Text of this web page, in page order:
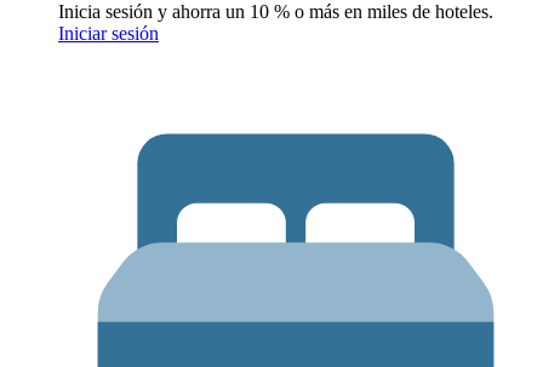
Inicia sesión y ahorra un 10 % o más en miles de hoteles.
Iniciar sesión